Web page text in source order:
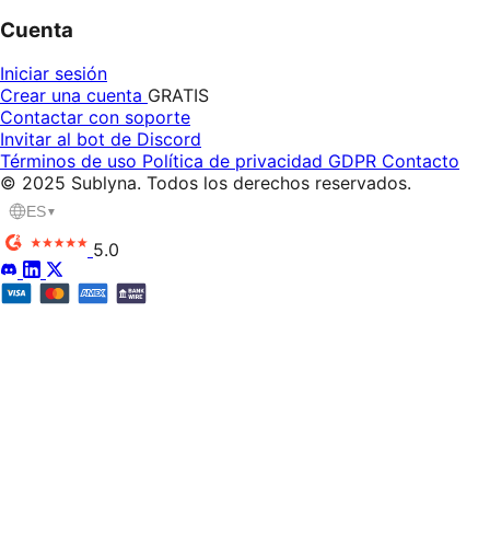
Cuenta
Iniciar sesión
Crear una cuenta GRATIS
Contactar con soporte
Invitar al bot de Discord
Términos de uso Política de privacidad GDPR Contacto
© 2025 Sublyna. Todos los derechos reservados.
ES▼
5.0